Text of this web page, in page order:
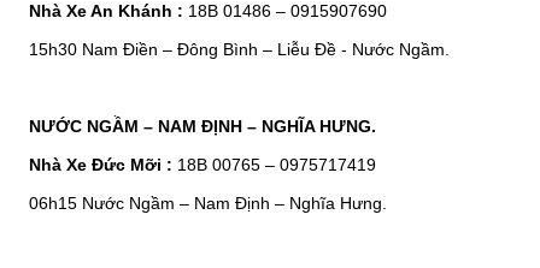
Nhà Xe An Khánh : 18B 01486 – 0915907690
15h30 Nam Điền – Đông Bình – Liễu Đề - Nước Ngầm.
NƯỚC NGẦM – NAM ĐỊNH – NGHĨA HƯNG.
Nhà Xe Đức Mỡi : 18B 00765 – 0975717419
06h15 Nước Ngầm – Nam Định – Nghĩa Hưng.